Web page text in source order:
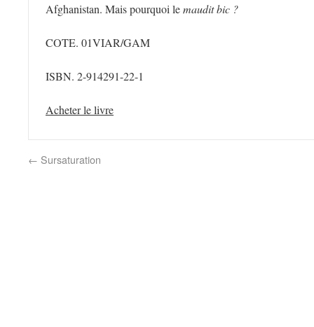
Afghanistan. Mais pourquoi lemaudit bic ?
COTE. 01VIAR/GAM
ISBN. 2-914291-22-1
Acheter le livre
← Sursaturation